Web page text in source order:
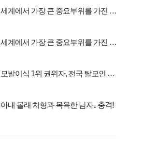
세계에서 가장 큰 중요부위를 가진 남
세계에서 가장 큰 중요부위를 가진 남
모발이식 1위 권위자, 전국 탈모인 몰
아내 몰래 처형과 목욕한 남자.. 충격!